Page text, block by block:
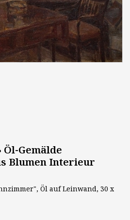
Gemälde
Blumen Interieur
Öl auf Leinwand, 30 x